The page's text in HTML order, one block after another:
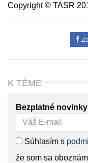
Copyright © TASR
K TÉME
Bezplatné
Súhlasím s
že som sa